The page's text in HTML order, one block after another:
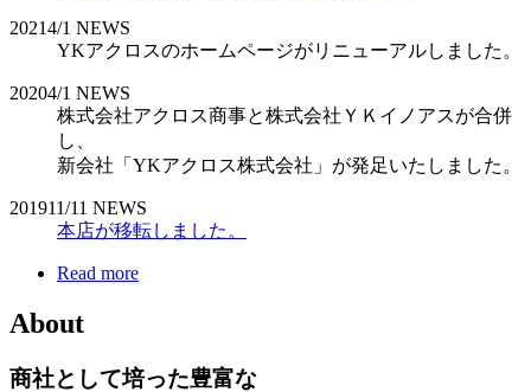
20214/1 NEWS
YKアクロスのホームページがリニューアルしました。
20204/1 NEWS
株式会社アクロス商事と株式会社ＹＫイノアスが合併
し、
新会社「YKアクロス株式会社」が発足いたしました。
201911/11 NEWS
本店が移転しました。
Read more
About
商社として培った豊富な